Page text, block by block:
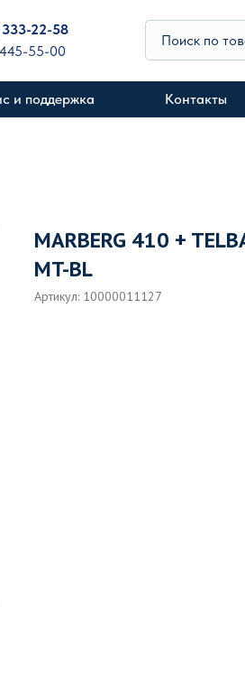
и поддержка Контакты
22-58
55-00
Поиск по
MARBERG 410 +
MT-BL
Артикул: 10000011127